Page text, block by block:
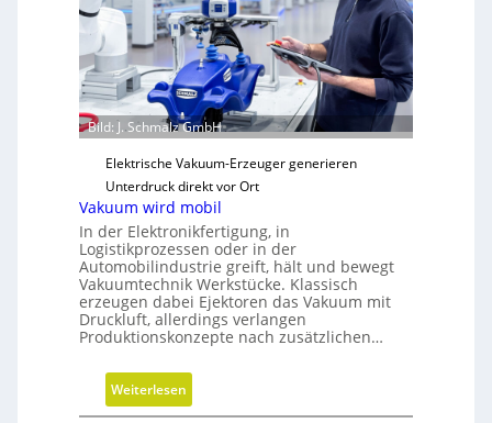
g
i
s
c
h
e
e
u
a
u
s
r
i
c
t
u
Bild: J. Schmalz GmbH
Elektrische Vakuum-Erzeuger generieren
Unterdruck direkt vor Ort
Vakuum wird mobil
In der Elektronikfertigung, in
Logistikprozessen oder in der
Automobilindustrie greift, hält und bewegt
Vakuumtechnik Werkstücke. Klassisch
erzeugen dabei Ejektoren das Vakuum mit
Druckluft, allerdings verlangen
Produktionskonzepte nach zusätzlichen…
Weiterlesen
V